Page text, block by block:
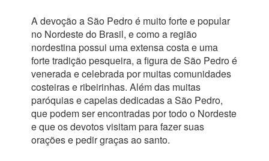
A devoção a São Pedro é muito forte e popular
no Nordeste do Brasil, e como a região
nordestina possui uma extensa costa e uma
forte tradição pesqueira, a figura de São Pedro é
venerada e celebrada por muitas comunidades
costeiras e ribeirinhas. Além das muitas
paróquias e capelas dedicadas a São Pedro,
que podem ser encontradas por todo o Nordeste
e que os devotos visitam para fazer suas
orações e pedir graças ao santo.